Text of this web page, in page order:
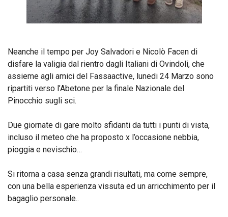
Neanche il tempo per Joy Salvadori e Nicolò Facen di
disfare la valigia dal rientro dagli Italiani di Ovindoli, che
assieme agli amici del Fassaactive, lunedi 24 Marzo sono
ripartiti verso l’Abetone per la finale Nazionale del
Pinocchio sugli sci.
Due giornate di gare molto sfidanti da tutti i punti di vista,
incluso il meteo che ha proposto x l’occasione nebbia,
pioggia e nevischio…
Si ritorna a casa senza grandi risultati, ma come sempre,
con una bella esperienza vissuta ed un arricchimento per il
bagaglio personale..